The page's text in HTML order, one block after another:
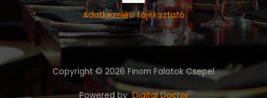
Adatkezelési tájékoztató
Copyright © 2026 Finom Falatok Csepel
Powered byDigital Doctor